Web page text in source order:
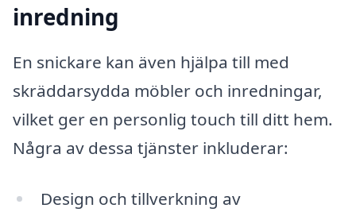
inredning
En snickare kan även hjälpa till med
skräddarsydda möbler och inredningar,
vilket ger en personlig touch till ditt hem.
Några av dessa tjänster inkluderar:
Design och tillverkning av